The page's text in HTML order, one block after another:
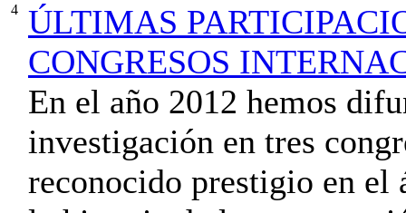
4
ÚLTIMAS
CONGRESOS
En el año 2012 hemos
investigación en tres
reconocido prestigio en